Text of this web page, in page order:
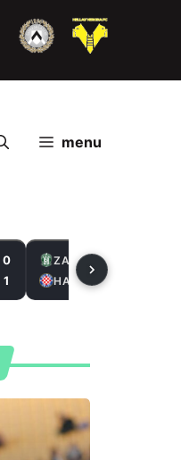
menu
0
1
ZAL
HAS